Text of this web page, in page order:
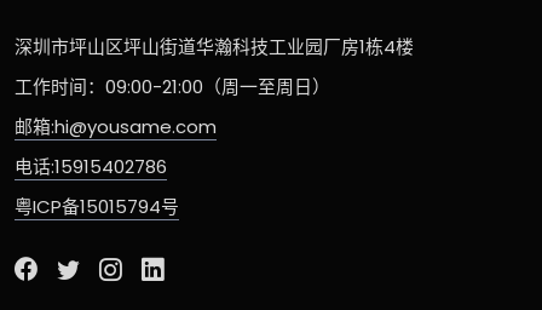
深圳市坪山区坪山街道华瀚科技工业园厂房1栋4楼
工作时间：09:00-21:00（周一至周日）
邮箱:hi@yousame.com
电话:15915402786
粤ICP备15015794号